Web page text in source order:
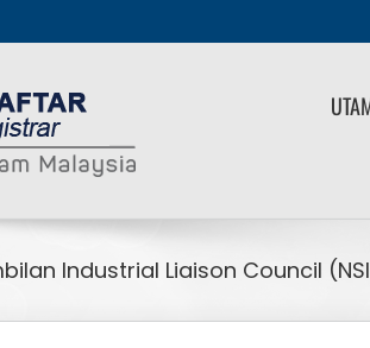
Industrial Liaison Council